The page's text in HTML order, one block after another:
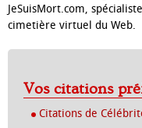
JeSuisMort.com,
cimetière virtuel du Web.
Vos citations
Citations de